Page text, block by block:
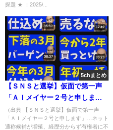
探題 ★ ：2025/...
5chまとめ
【ＳＮＳと選挙】仮面で第一声
「ＡＩメイヤー２号と申しま
す」…ネット通称候補が増殖、
経歴分からず有権者に不利益 [ぐ
（出典 【ＳＮＳと選挙】仮面で第一声
「ＡＩメイヤー２号と申します」…ネット
通称候補が増殖、経歴分からず有権者に不